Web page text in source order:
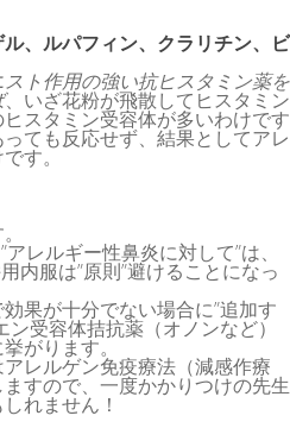
、ルパフィン、クラリチン、ビ
ト作用の強い抗ヒスタミン薬を
、いざ花粉が飛散してヒスタミン
スタミン受容体が多いわけです
ても反応せず、結果としてアレ
す。
レルギー性鼻炎に対して”は、
内服は”原則”避けることになっ
果が十分でない場合に”追加す
受容体拮抗薬（オノンなど）
がります。
レルゲン免疫療法（減感作療
すので、一度かかりつけの先生
れません！